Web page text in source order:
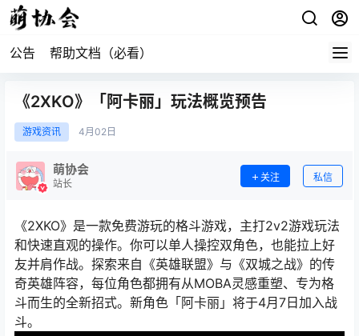
公告 帮助文档（必看）
《2XKO》「阿卡丽」玩法概览预告
游戏资讯 4月 02日
萌协会
站长
关注 私信
《2XKO》是一款免费游玩的格斗游戏，主打2v2游戏玩法
和快速直观的操作。你可以单人操控双角色，也能拉上好
友并肩作战。探索来自《英雄联盟》与《双城之战》的传
奇英雄阵容，每位角色都拥有从MOBA灵感重塑、专为格
斗而生的全新招式。新角色「阿卡丽」将于4月7日加入战
斗。